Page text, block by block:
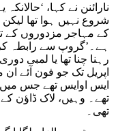
نارائنن نے کہا،
شروع نہیں ہوا تھا
کے مہاجر مزدوروں کے
ہے۔’گروپ سے رابطہ
ایس اوایس تھے جس میں
تھی۔